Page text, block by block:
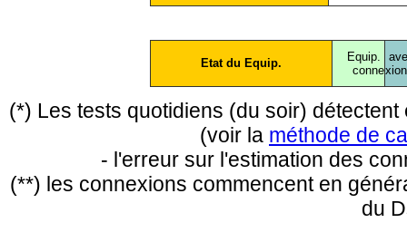
Etat du Equip.
Equip.
conne
(*) Les tests quotidiens (du soir)
(voir la méthode de
- l'erreur sur l'estimation des
(**) les connexions commencent en
du